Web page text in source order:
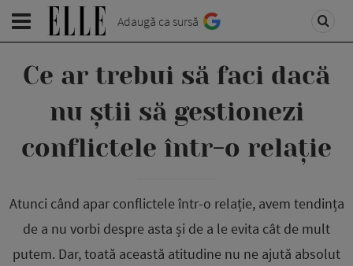
Adaugă ca sursă
Ce ar trebui să faci dacă
nu știi să gestionezi
conflictele într-o relație
Atunci când apar conflictele într-o relație, avem tendința
de a nu vorbi despre asta și de a le evita cât de mult
putem. Dar, toată această atitudine nu ne ajută absolut